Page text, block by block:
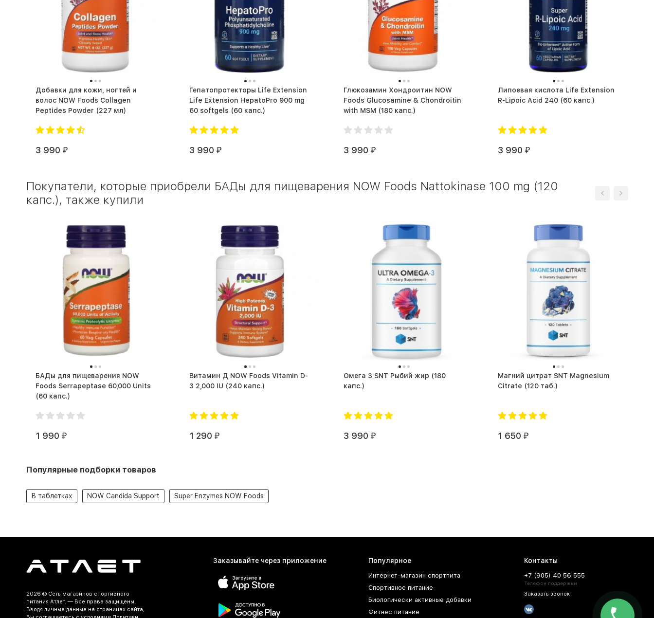
Добавки для кожи, ногтей и
волос NOW Foods Collagen
Peptides Powder (227 мл)
3 990 ₽
Гепатопротекторы Life Extension
Life Extension HepatoPro 900 mg
60 softgels (60 капс.)
3 990 ₽
Глюкозамин Хондроитин NOW
Foods Glucosamine & Chondroitin
with MSM (180 капс.)
3 990 ₽
Липоевая кислота Life Extension
R-Lipoic Acid 240 (60 капс.)
3 990 ₽
Покупатели, которые приобрели БАДы для пищеварения NOW Foods Nattokinase 100 mg (120
капс.), также купили
БАДы для пищеварения NOW
Foods Serrapeptase 60,000 Units
(60 капс.)
1 990 ₽
Витамин Д NOW Foods Vitamin D-
3 2,000 IU (240 капс.)
1 290 ₽
Омега 3 SNT Рыбий жир (180
капс.)
3 990 ₽
Магний цитрат SNT Magnesium
Citrate (120 таб.)
1 650 ₽
Популярные подборки товаров
В таблетках NOW Candida Support Super Enzymes NOW Foods
2026 © Сеть магазинов спортивного
питания Атлет. — Все права защищены.
Вводя личные данные на страницах сайта,
Заказывайте через приложение Популярное
Интернет-магазин спортпита
Спортивное питание
Биологически активные добавки
Фитнес питание
Контакты
+7 (905) 40 56 555
Телефон поддержки
Заказать звонок